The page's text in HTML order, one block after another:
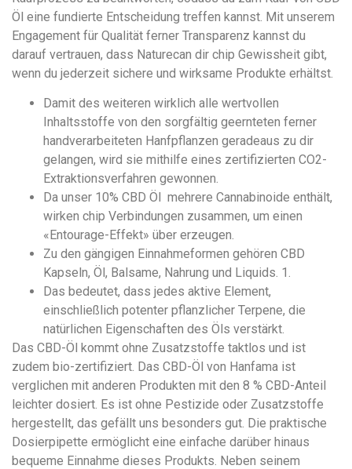
Öl eine fundierte Entscheidung treffen kannst. Mit unserem
Engagement für Qualität ferner Transparenz kannst du
darauf vertrauen, dass Naturecan dir chip Gewissheit gibt,
wenn du jederzeit sichere und wirksame Produkte erhältst.
Damit des weiteren wirklich alle wertvollen
Inhaltsstoffe von den sorgfältig geernteten ferner
handverarbeiteten Hanfpflanzen geradeaus zu dir
gelangen, wird sie mithilfe eines zertifizierten CO2-
Extraktionsverfahren gewonnen.
Da unser 10% CBD Öl mehrere Cannabinoide enthält,
wirken chip Verbindungen zusammen, um einen
«Entourage-Effekt» über erzeugen.
Zu den gängigen Einnahmeformen gehören CBD
Kapseln, Öl, Balsame, Nahrung und Liquids. 1.
Das bedeutet, dass jedes aktive Element,
einschließlich potenter pflanzlicher Terpene, die
natürlichen Eigenschaften des Öls verstärkt.
Das CBD-Öl kommt ohne Zusatzstoffe taktlos und ist
zudem bio-zertifiziert. Das CBD-Öl von Hanfama ist
verglichen mit anderen Produkten mit den 8 % CBD-Anteil
leichter dosiert. Es ist ohne Pestizide oder Zusatzstoffe
hergestellt, das gefällt uns besonders gut. Die praktische
Dosierpipette ermöglicht eine einfache darüber hinaus
bequeme Einnahme dieses Produkts. Neben seinem